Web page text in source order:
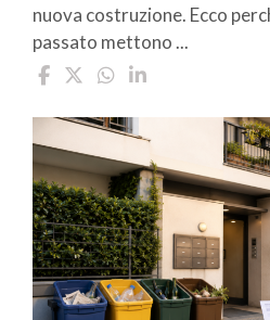
nuova costruzione. Ecco
passato mettono ...